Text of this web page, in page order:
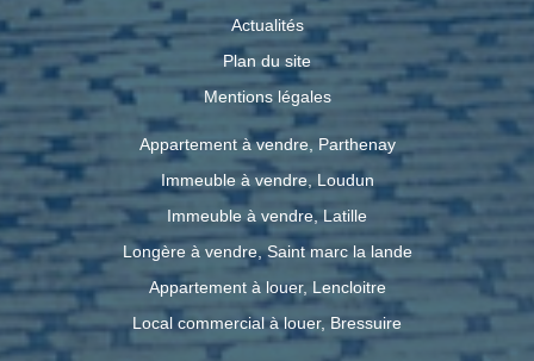
Actualités
Plan du site
Mentions légales
Appartement à vendre, Parthenay
Immeuble à vendre, Loudun
Immeuble à vendre, Latille
Longère à vendre, Saint marc la lande
Appartement à louer, Lencloitre
Local commercial à louer, Bressuire